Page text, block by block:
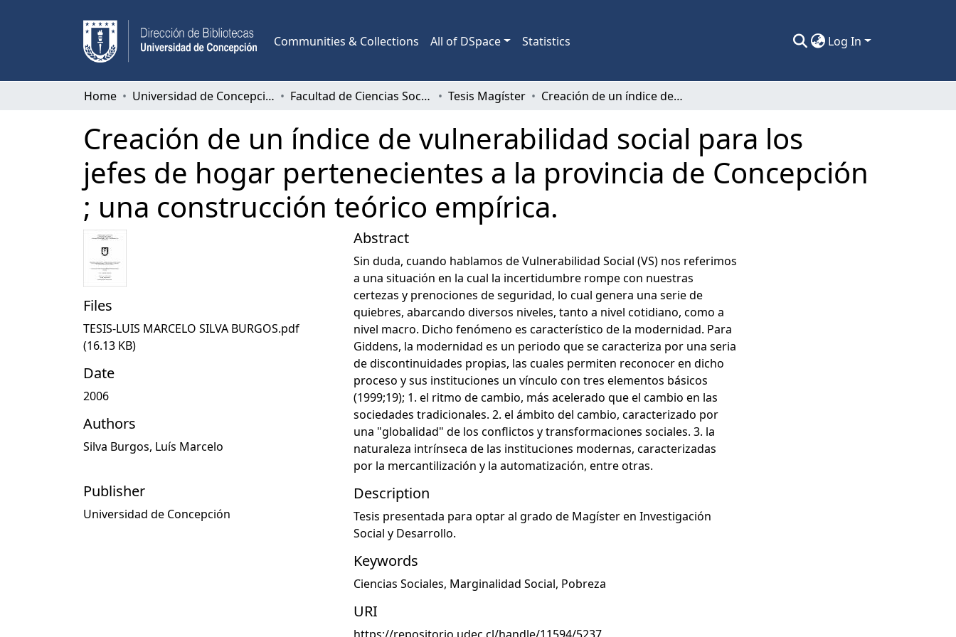
Communities & Collections All of DSpace Statistics Log In
Home Universidad de Concepción Facultad de Ciencias Sociales Tesis Magíster Creación de un índice de vulnerabilidad social para los jefes de hogar pertenecientes a la provincia de Concepción ; una construcción teórico empírica.
Creación de un índice de vulnerabilidad social para los
jefes de hogar pertenecientes a la provincia de Concepción
; una construcción teórico empírica.
Files
TESIS-LUIS MARCELO SILVA BURGOS.pdf
(16.13 KB)
Date
2006
Authors
Silva Burgos, Luís Marcelo
Publisher
Universidad de Concepción
Abstract
Sin duda, cuando hablamos de Vulnerabilidad Social (VS) nos referimos
a una situación en la cual la incertidumbre rompe con nuestras
certezas y prenociones de seguridad, lo cual genera una serie de
quiebres, abarcando diversos niveles, tanto a nivel cotidiano, como a
nivel macro. Dicho fenómeno es característico de la modernidad. Para
Giddens, la modernidad es un periodo que se caracteriza por una seria
de discontinuidades propias, las cuales permiten reconocer en dicho
proceso y sus instituciones un vínculo con tres elementos básicos
(1999;19); 1. el ritmo de cambio, más acelerado que el cambio en las
sociedades tradicionales. 2. el ámbito del cambio, caracterizado por
una "globalidad" de los conflictos y transformaciones sociales. 3. la
naturaleza intrínseca de las instituciones modernas, caracterizadas
por la mercantilización y la automatización, entre otras.
Description
Tesis presentada para optar al grado de Magíster en Investigación
Social y Desarrollo.
Keywords
Ciencias Sociales, Marginalidad Social, Pobreza
URI